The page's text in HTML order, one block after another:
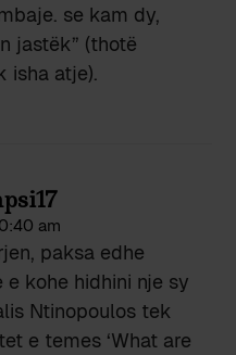
se kam dy,
jastëk” (thotë
isha atje).
am
paksa edhe
kohe hidhini nje sy
Ntinopoulos tek
e temes ‘What are